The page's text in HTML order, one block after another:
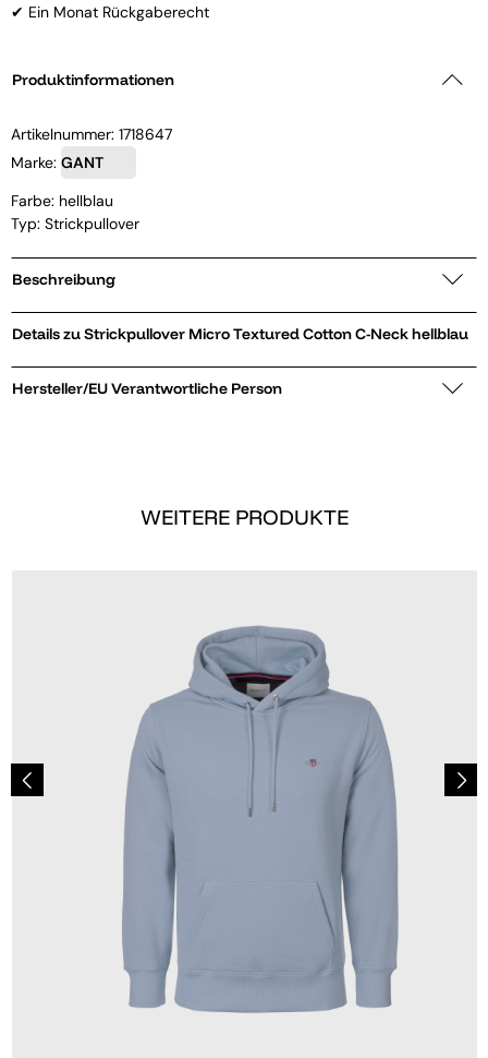
✔ Ein Monat Rückgaberecht
Produktinformationen
Artikelnummer: 1718647
Marke: GANT
Farbe: hellblau
Typ: Strickpullover
Beschreibung
Details zu Strickpullover Micro Textured Cotton C-Neck hellblau
Hersteller/EU Verantwortliche Person
WEITERE PRODUKTE